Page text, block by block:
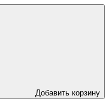
Добавить корзину